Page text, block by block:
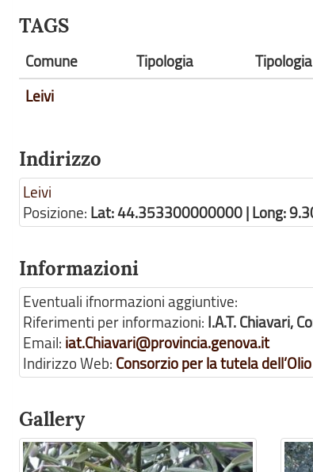
TAGS
Comune Tipologia
Leivi
Indirizzo
Leivi
Posizione: Lat: 44.353300000000 | Long:
Informazioni
Eventuali ifnormazioni aggiuntive:
Riferimenti per informazioni: I.A.T. Chiavari,
Email: iat.Chiavari@provincia.genova.it
Indirizzo Web: Consorzio per la tutela
Gallery